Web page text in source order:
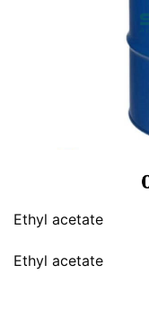
Ethyl acetate
Ethyl acetate